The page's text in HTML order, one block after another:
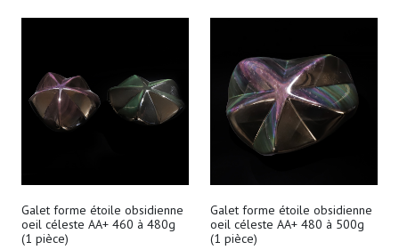
Galet forme étoile obsidienne
oeil céleste AA+ 460 à 480g
(1 pièce)
Galet forme étoile obsidienne
oeil céleste AA+ 480 à 500g
(1 pièce)